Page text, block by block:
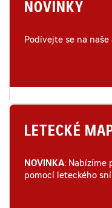
NOVINKY
Podívejte se na
LETECKÉ
NOVINKA: Nabízíme
pomocí leteckého